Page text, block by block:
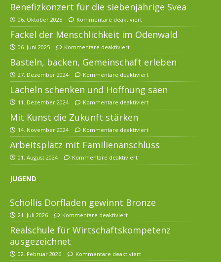
Benefizkonzert für die siebenjährige Svea
06. Oktober 2025 Kommentare deaktiviert
Fackel der Menschlichkeit im Odenwald
06. Juni 2025 Kommentare deaktiviert
Basteln, backen, Gemeinschaft erleben
27. Dezember 2024 Kommentare deaktiviert
Lächeln schenken und Hoffnung säen
11. Dezember 2024 Kommentare deaktiviert
Mit Kunst die Zukunft stärken
14. November 2024 Kommentare deaktiviert
Arbeitsplatz mit Familienanschluss
01. August 2024 Kommentare deaktiviert
JUGEND
Schollis Dorfladen gewinnt Bronze
21. Juli 2026 Kommentare deaktiviert
Realschule für Wirtschaftskompetenz
ausgezeichnet
02. Februar 2026 Kommentare deaktiviert